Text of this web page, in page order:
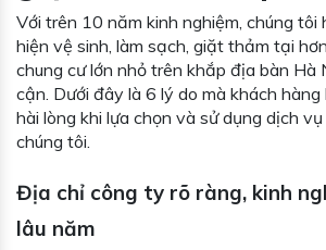
Với trên 10 năm kinh nghiệm, chúng tôi
hiện vệ sinh, làm sạch, giặt thảm tại
chung cư lớn nhỏ trên khắp địa bàn Hà
cận. Dưới đây là 6 lý do mà khách
hài lòng khi lựa chọn và sử dụng dịch
chúng tôi.
Địa chỉ công ty rõ ràng, kinh
lâu năm